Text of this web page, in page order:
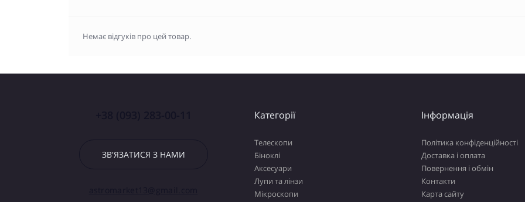
Немає відгуків про цей товар.
ЗВ'ЯЗАТИСЯ З НАМИ
Категорії
Телескопи
Біноклі
Аксесуари
Лупи та лінзи
Мікроскопи
Інформація
Політика конфіденційності
Доставка і оплата
Повернення і обмін
Контакти
Карта сайту